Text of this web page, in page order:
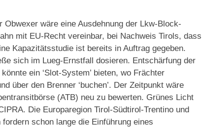
Obwexer wäre eine Ausdehnung der Lkw-Block-
mit EU-Recht vereinbar, bei Nachweis Tirols, dass
Kapazitätsstudie ist bereits in Auftrag gegeben.
sich im Lueg-Ernstfall dosieren. Entschärfung der
ein ‘Slot-System’ bieten, wo Frächter
über den Brenner ‘buchen’. Der Zeitpunkt wäre
(ATB) neu zu bewerten. Grünes Licht
Die Europaregion Tirol-Südtirol-Trentino und
schon lange die Einführung eines